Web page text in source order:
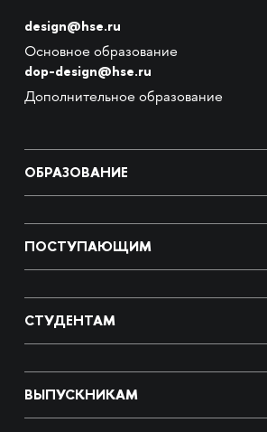
design@hse.ru
Основное образование
dop-design@hse.ru
Дополнительное образование
ОБРАЗОВАНИЕ
ПОСТУПАЮЩИМ
СТУДЕНТАМ
ВЫПУСКНИКАМ